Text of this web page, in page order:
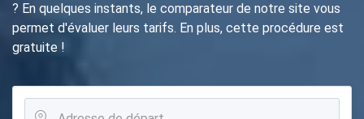
? En quelques instants, le comparateur de notre site vous
permet d'évaluer leurs tarifs. En plus, cette procédure est
gratuite !